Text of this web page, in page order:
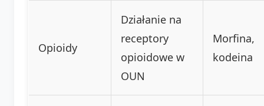
Opioidy
Działanie na
receptory
opioidowe w
OUN
Morfina,
kodeina